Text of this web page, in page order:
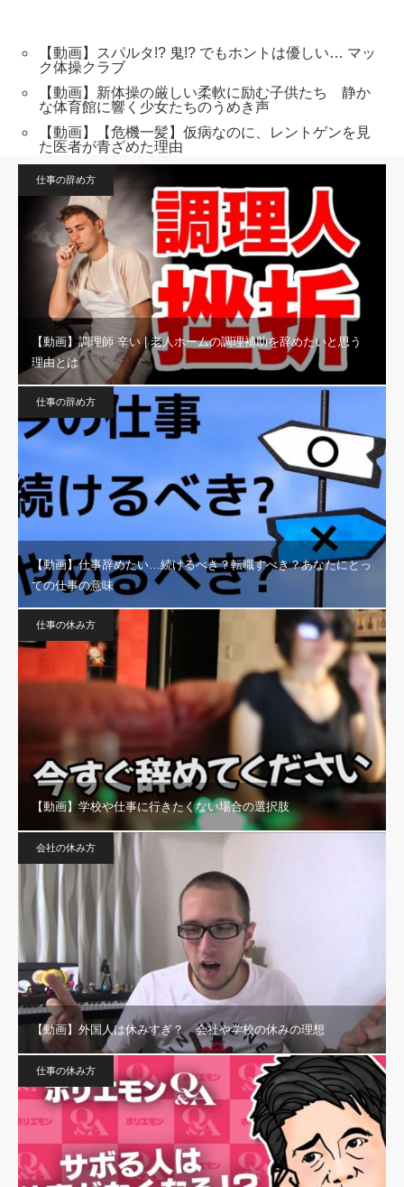
【動画】スパルタ!? 鬼!? でもホントは優しい… マッ
ク体操クラブ
【動画】新体操の厳しい柔軟に励む子供たち 静か
な体育館に響く少女たちのうめき声
【動画】【危機一髪】仮病なのに、レントゲンを見
た医者が青ざめた理由
仕事の辞め方
【動画】調理師 辛い | 老人ホームの調理補助を辞めたいと思う
理由とは
仕事の辞め方
【動画】仕事辞めたい…続けるべき？転職すべき？あなたにとっ
ての仕事の意味
仕事の休み方
【動画】学校や仕事に行きたくない場合の選択肢
会社の休み方
【動画】外国人は休みすぎ？ 会社や学校の休みの理想
仕事の休み方